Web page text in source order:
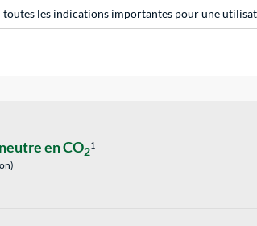
les indications importantes pour une
neutre en CO21